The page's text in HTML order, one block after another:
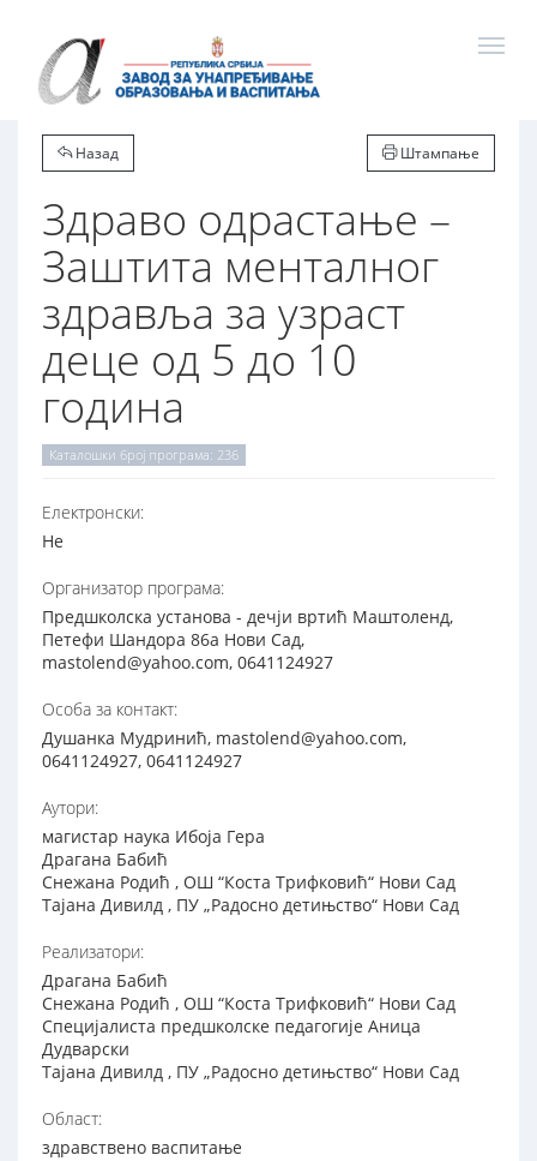
Назад Штампање
Здраво одрастање –
Заштита менталног
здравља за узраст
деце од 5 до 10
година
Каталошки број програма: 236
Електронски:
Не
Организатор програма:
Предшколска установа - дечји вртић Маштоленд,
Петефи Шандора 86а Нови Сад,
mastolend@yahoo.com, 0641124927
Особа за контакт:
Душанка Мудринић, mastolend@yahoo.com,
0641124927, 0641124927
Аутори:
магистар наука Ибоја Гера
Драгана Бабић
Снежана Родић , ОШ “Коста Трифковић“ Нови Сад
Тајана Дивилд , ПУ „Радосно детињство“ Нови Сад
Реализатори:
Драгана Бабић
Снежана Родић , ОШ “Коста Трифковић“ Нови Сад
Специјалиста предшколске педагогије Аница
Дудварски
Тајана Дивилд , ПУ „Радосно детињство“ Нови Сад
Област:
здравствено васпитање